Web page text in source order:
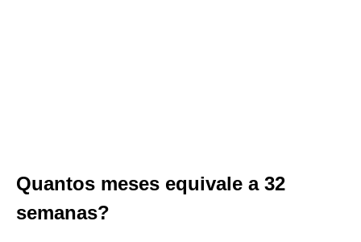
Quantos meses equivale a 32
semanas?